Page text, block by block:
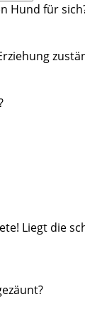
Hund für
Liegt die